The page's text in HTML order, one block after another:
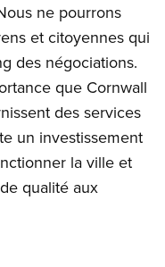
ne pourrons
et citoyennes qui
des négociations.
que Cornwall
des services
un investissement
la ville et
qualité aux